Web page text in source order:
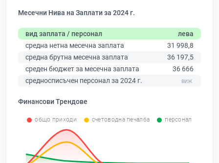
Месечни Нива на Заплати за 2024 г.
вид заплата / персонал
лева
средна нетна месечна заплата
31 998,8
средна брутна месечна заплата
36 197,5
среден бюджет за месечна заплата
36 666
средносписъчен персонал за 2024 г.
Финансови Трендове
общо приходи счетоводна печалба персонал